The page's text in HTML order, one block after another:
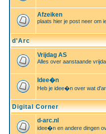
Afzeiken
plaats hier je post neer om
d'Arc
Vrijdag AS
Alles over aanstaande
Idee�n
Heb je idee�n over wat
Digital Corner
d-arc.nl
idee�n en andere dingen